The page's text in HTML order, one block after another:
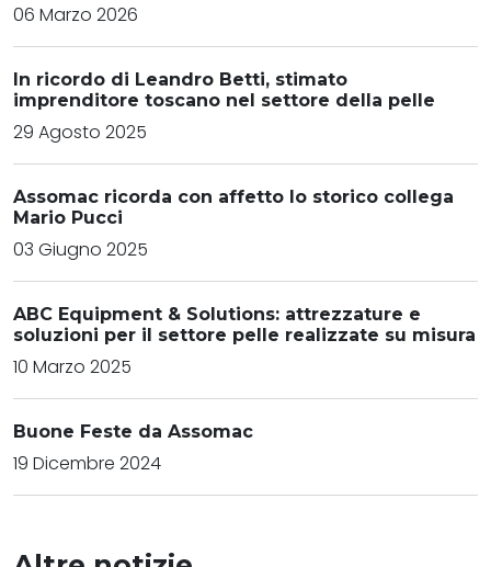
06 Marzo 2026
In ricordo di Leandro Betti, stimato
imprenditore toscano nel settore della pelle
29 Agosto 2025
Assomac ricorda con affetto lo storico collega
Mario Pucci
03 Giugno 2025
ABC Equipment & Solutions: attrezzature e
soluzioni per il settore pelle realizzate su misura
10 Marzo 2025
Buone Feste da Assomac
19 Dicembre 2024